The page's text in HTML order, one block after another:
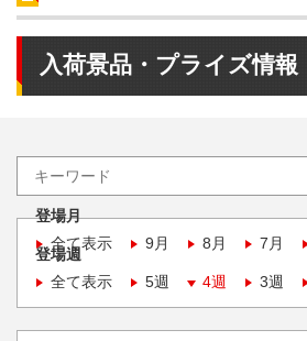
入荷景品・プライズ情報
登場月
全て表示
9月 8月 7月
登場週
全て表示
5週 4週 3週